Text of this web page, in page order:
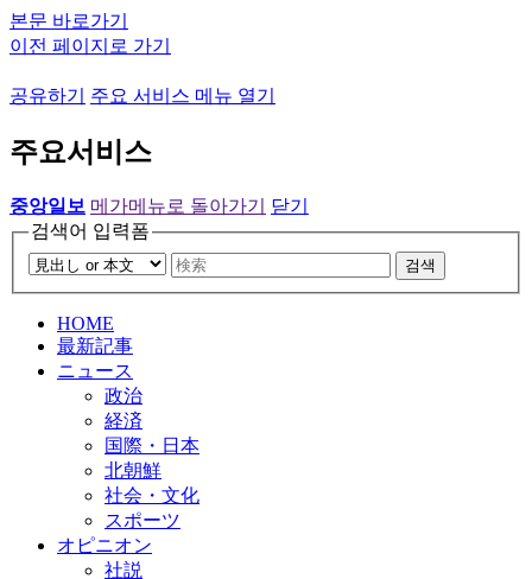
본문 바로가기
이전 페이지로 가기
공유하기 주요 서비스 메뉴 열기
주요서비스
중앙일보 메가메뉴로 돌아가기
닫기
검색어 입력폼
검색
HOME
最新記事
ニュース
政治
経済
国際・日本
北朝鮮
社会・文化
スポーツ
オピニオン
社説